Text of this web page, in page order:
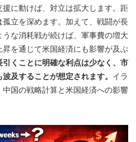
援に動けば、対立は拡大します。距
立を深めます。加えて、戦闘が長
な消耗戦が続けば、軍事費の増大
を通じて米国経済にも影響が及ぶ
引くことに明確な利点は少なく、市
及することが想定されます。 イラ
中国の戦略計算と米国経済への影響